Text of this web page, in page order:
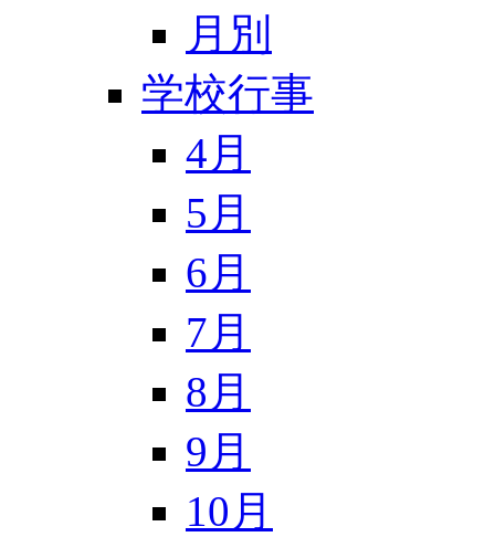
月別
学校行事
4月
5月
6月
7月
8月
9月
10月